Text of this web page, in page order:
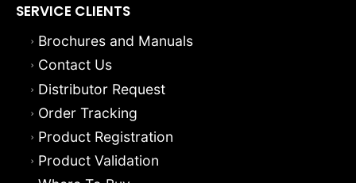
SERVICE CLIENTS
Brochures and Manuals
Contact Us
Distributor Request
Order Tracking
Product Registration
Product Validation